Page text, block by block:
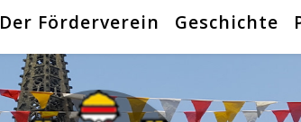
Der Förderverein Geschichte